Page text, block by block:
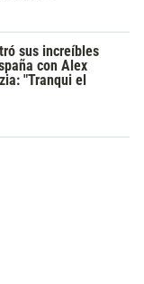
sus increíbles
con Alex
"Tranqui el